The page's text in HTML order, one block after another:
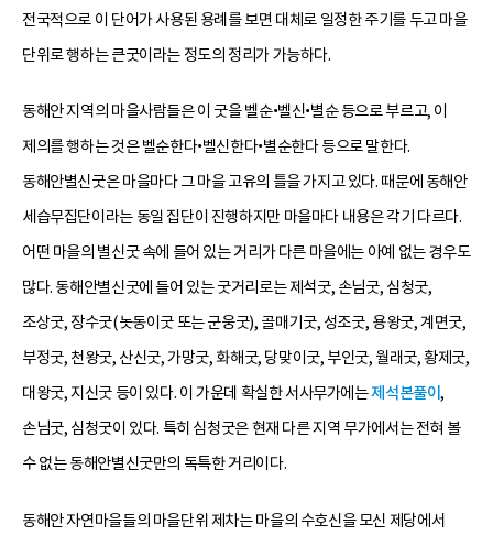
전국적으로 이 단어가 사용된 용례를 보면 대체로 일정한 주기를 두고 마을
단위로 행하는 큰굿이라는 정도의 정리가 가능하다.
동해안 지역의 마을사람들은 이 굿을 벨순•벨신•별순 등으로 부르고, 이
제의를 행하는 것은 벨순한다•벨신한다•별순한다 등으로 말한다.
동해안별신굿은 마을마다 그 마을 고유의 틀을 가지고 있다. 때문에 동해안
세습무집단이라는 동일 집단이 진행하지만 마을마다 내용은 각기 다르다.
어떤 마을의 별신굿 속에 들어 있는 거리가 다른 마을에는 아예 없는 경우도
많다. 동해안별신굿에 들어 있는 굿거리로는 제석굿, 손님굿, 심청굿,
조상굿, 장수굿(놋동이굿 또는 군웅굿), 골매기굿, 성조굿, 용왕굿, 계면굿,
부정굿, 천왕굿, 산신굿, 가망굿, 화해굿, 당맞이굿, 부인굿, 월래굿, 황제굿,
대왕굿, 지신굿 등이 있다. 이 가운데 확실한 서사무가에는제석본풀이,
손님굿, 심청굿이 있다. 특히 심청굿은 현재 다른 지역 무가에서는 전혀 볼
수 없는 동해안별신굿만의 독특한 거리이다.
동해안 자연마을들의 마을단위 제차는 마을의 수호신을 모신 제당에서